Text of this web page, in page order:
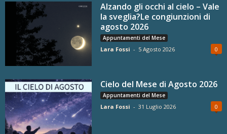
Alzando gli occhi al cielo – Vale
la sveglia?Le congiunzioni di
agosto 2026
Appuntamenti del Mese
Lara Fossi - 5 Agosto 2026 0
Cielo del Mese di Agosto 2026
Appuntamenti del Mese
Lara Fossi - 31 Luglio 2026 0